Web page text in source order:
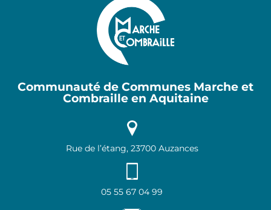
Communauté de Communes Marche et
Combraille en Aquitaine
Rue de l’étang, 23700 Auzances
05 55 67 04 99